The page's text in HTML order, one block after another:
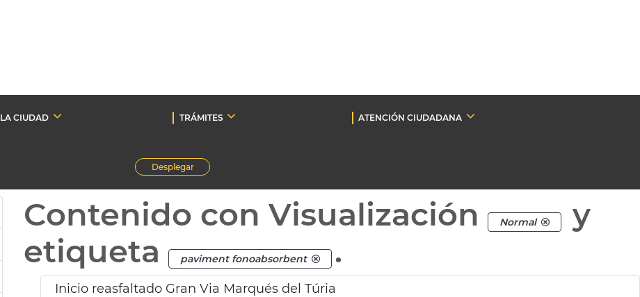
LA CIUDAD TRÁMITES
ATENCIÓN CIUDADANA
Desplegar
Contenido con Visualización Normal
y
etiqueta
paviment fonoabsorbent .
Inicio reasfaltado Gran Via Marqués del Túria